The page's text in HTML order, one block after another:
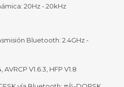
20Hz - 20kHz
Bluetooth: 2.4GHz -
V1.6.3, HFP V1.8